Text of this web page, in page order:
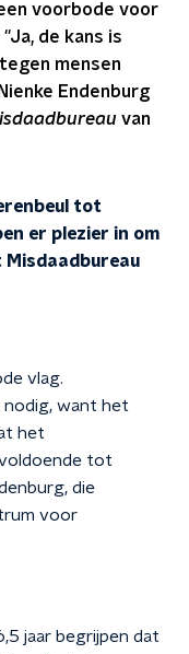
voorbode voor
de kans is
mensen
Endenburg
van
tot
er plezier in om
Misdaadbureau
vlag.
nodig, want het
het
tot
die
voor
jaar begrijpen dat